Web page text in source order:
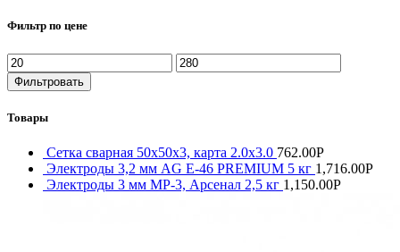
Фильтр по цене
Фильтровать
Товары
Сетка сварная 50х50х3, карта 2.0х3.0 762.00Р
Электроды 3,2 мм AG E-46 PREMIUM 5 кг 1,716.00Р
Электроды 3 мм МР-3, Арсенал 2,5 кг 1,150.00Р